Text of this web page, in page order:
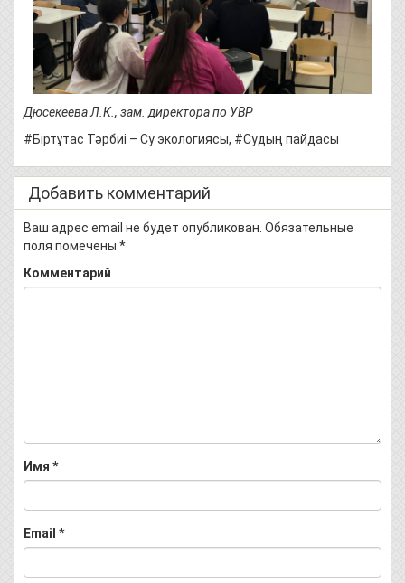
Дюсекеева Л.К., зам. директора по УВР
#Біртұтас Тәрбиі – Су экологиясы, #Судың пайдасы
Добавить комментарий
Ваш адрес email не будет опубликован. Обязательные
поля помечены *
Комментарий
Имя *
Email *